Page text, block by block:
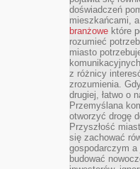
doświadczeń
mieszkańcami,
branżowe które
rozumieć
miasto
z różnicy
zrozumienia.
drugiej, łatwo o
Przemyślana
otworzyć drogę
Przyszłość
się zachować
gospodarczym
budować